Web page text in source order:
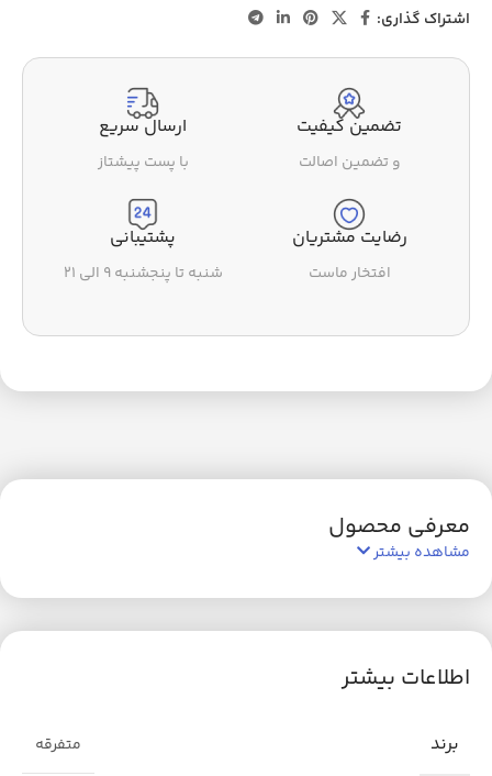
اشتراک گذاری:
تضمین کیفیت
و تضمین اصالت
ارسال سریع
با پست پیشتاز
رضایت مشتریان
افتخار ماست
پشتیبانی
شنبه تا پنجشنبه ۹ الی ۲۱
معرفی محصول
مشاهده بیشتر
اطلاعات بیشتر
برند متفرقه